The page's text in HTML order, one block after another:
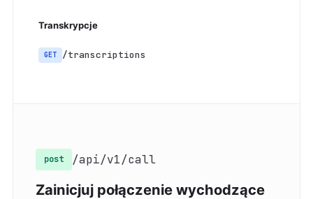
Transkrypcje
GET /transcriptions
post /api/v1/call
Zainicjuj połączenie wychodzące